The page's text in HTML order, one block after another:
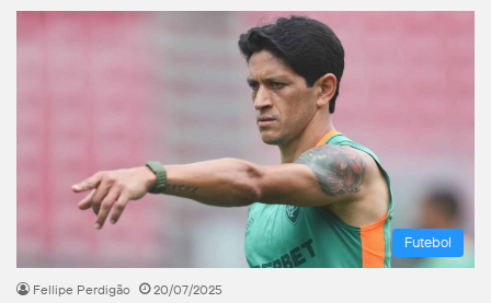
Futebol
Fellipe Perdigão 20/07/2025